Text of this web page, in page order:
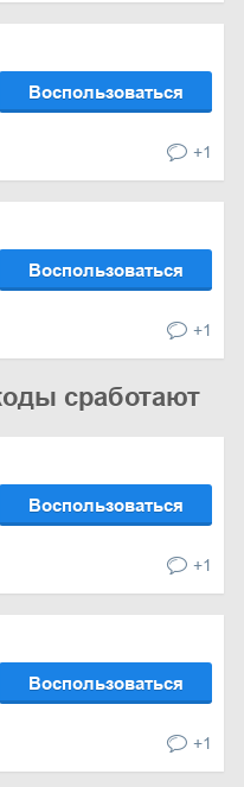
Воспользоваться
+1
Воспользоваться
+1
сработают
Воспользоваться
+1
Воспользоваться
+1